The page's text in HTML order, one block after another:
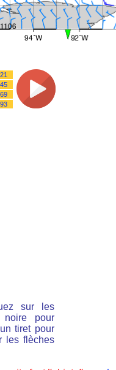
21
45
69
93
sur les
noire pour
tiret pour
les flèches